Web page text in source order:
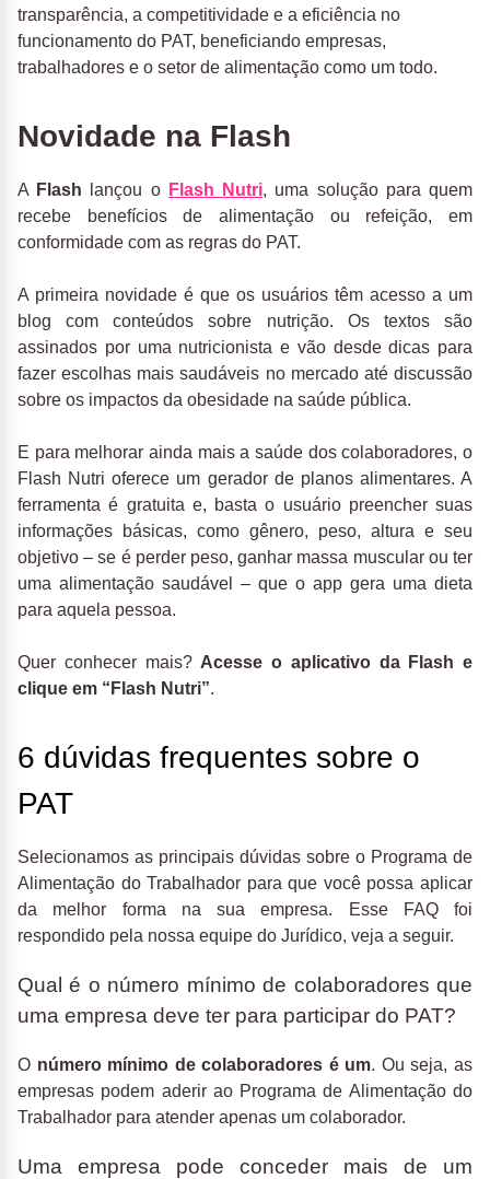
transparência, a competitividade e a eficiência no
funcionamento do PAT, beneficiando empresas,
trabalhadores e o setor de alimentação como um todo.
Novidade na Flash
A Flash lançou o Flash Nutri, uma solução para quem
recebe benefícios de alimentação ou refeição, em
conformidade com as regras do PAT.
A primeira novidade é que os usuários têm acesso a um
blog com conteúdos sobre nutrição. Os textos são
assinados por uma nutricionista e vão desde dicas para
fazer escolhas mais saudáveis no mercado até discussão
sobre os impactos da obesidade na saúde pública.
E para melhorar ainda mais a saúde dos colaboradores, o
Flash Nutri oferece um gerador de planos alimentares. A
ferramenta é gratuita e, basta o usuário preencher suas
informações básicas, como gênero, peso, altura e seu
objetivo – se é perder peso, ganhar massa muscular ou ter
uma alimentação saudável – que o app gera uma dieta
para aquela pessoa.
Quer conhecer mais?Acesse o aplicativo da Flash e
clique em “Flash Nutri”.
6 dúvidas frequentes sobre o
PAT
Selecionamos as principais dúvidas sobre o Programa de
Alimentação do Trabalhador para que você possa aplicar
da melhor forma na sua empresa. Esse FAQ foi
respondido pela nossa equipe do Jurídico, veja a seguir.
Qual é o número mínimo de colaboradores que
uma empresa deve ter para participar do PAT?
O número mínimo de colaboradores é um. Ou seja, as
empresas podem aderir ao Programa de Alimentação do
Trabalhador para atender apenas um colaborador.
Uma empresa pode conceder mais de um